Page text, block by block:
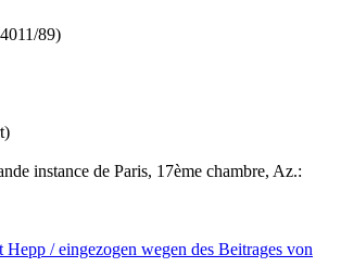
89)
instance de Paris, 17ème chambre, Az.:
/ eingezogen wegen des Beitrages von